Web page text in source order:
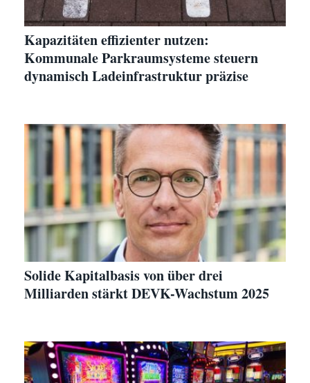
Kapazitäten effizienter nutzen:
Kommunale Parkraumsysteme steuern
dynamisch Ladeinfrastruktur präzise
Solide Kapitalbasis von über drei
Milliarden stärkt DEVK-Wachstum 2025